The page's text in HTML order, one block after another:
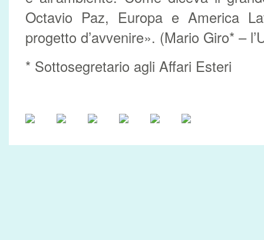
Octavio Paz, Europa e America
progetto d’avvenire». (Mario Giro* –
* Sottosegretario agli Affari Esteri